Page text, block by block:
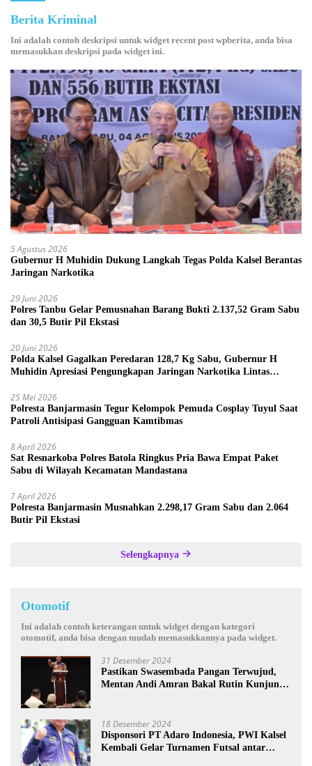
Berita Kriminal
Ini adalah contoh deskripsi untuk widget recent post wpberita, anda bisa
memasukkan deskripsi pada widget ini.
5 Agustus 2026
Gubernur H Muhidin Dukung Langkah Tegas Polda Kalsel Berantas
Jaringan Narkotika
29 Juni 2026
Polres Tanbu Gelar Pemusnahan Barang Bukti 2.137,52 Gram Sabu
dan 30,5 Butir Pil Ekstasi
20 Juni 2026
Polda Kalsel Gagalkan Peredaran 128,7 Kg Sabu, Gubernur H
Muhidin Apresiasi Pengungkapan Jaringan Narkotika Lintas
25 Mei 2026
Polresta Banjarmasin Tegur Kelompok Pemuda Cosplay Tuyul Saat
Patroli Antisipasi Gangguan Kamtibmas
8 April 2026
Sat Resnarkoba Polres Batola Ringkus Pria Bawa Empat Paket
Sabu di Wilayah Kecamatan Mandastana
7 April 2026
Polresta Banjarmasin Musnahkan 2.298,17 Gram Sabu dan 2.064
Butir Pil Ekstasi
Selengkapnya
Otomotif
Ini adalah contoh keterangan untuk widget dengan kategori
otomotif, anda bisa dengan mudah memasukkannya pada widget.
31 Desember 2024
Pastikan Swasembada Pangan Terwujud,
Mentan Andi Amran Bakal Rutin Kunjungi
18 Desember 2024
Disponsori PT Adaro Indonesia, PWI Kalsel
Kembali Gelar Turnamen Futsal antar